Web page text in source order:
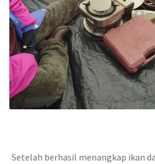
Setelah berhasil menangkap ikan